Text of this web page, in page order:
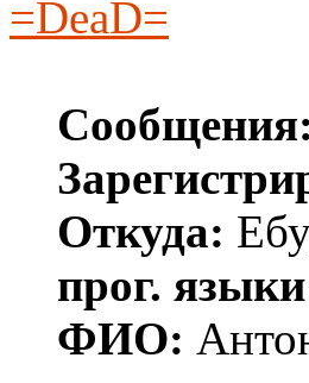
=DeaD=
Сообщения:
Откуда:
прог.
ФИО: